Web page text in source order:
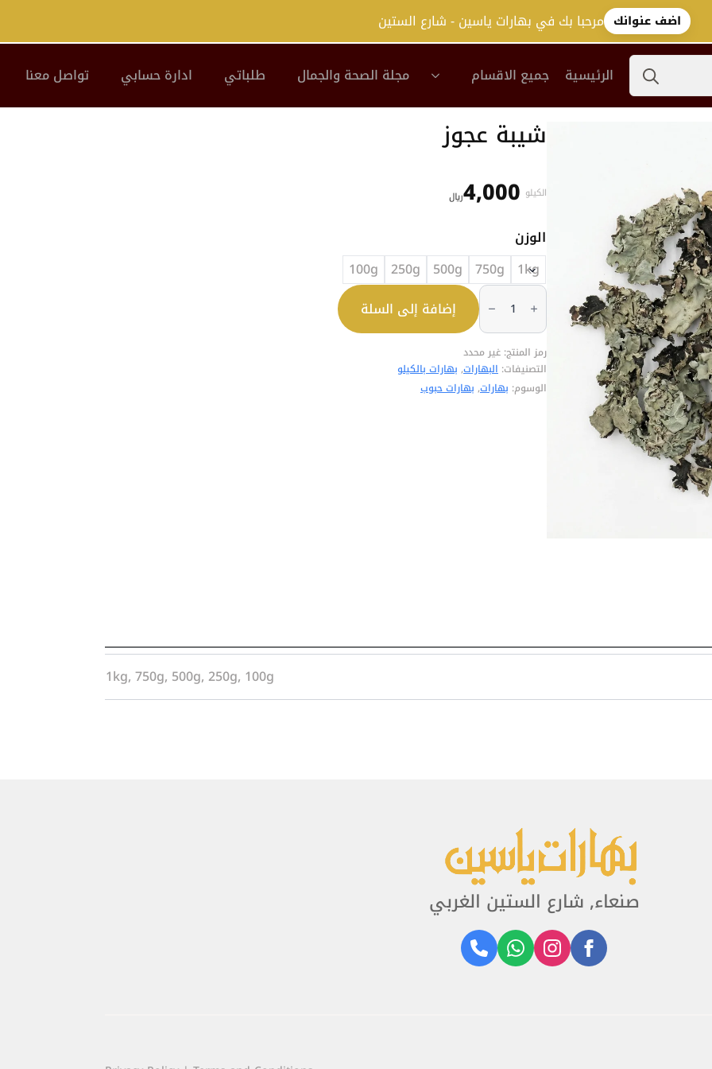
اضف عنوانك مرحبا بك في بهارات ياسين - شارع الستين
Search
الرئيسية جميع الاقسام مجلة الصحة والجمال طلباتي ادارة حسابي تواصل معنا
شيبة عجوز
الكيلو 4,000﷼
الوزن
1kg
750g
500g
250g
100g
كمية
شيبة
عجوز إضافة إلى السلة
رمز المنتج: غير محدد
التصنيفات: البهارات, بهارات بالكيلو
الوسوم: بهارات, بهارات حبوب
1kg, 750g, 500g, 250g, 100g
صنعاء, شارع الستين الغربي